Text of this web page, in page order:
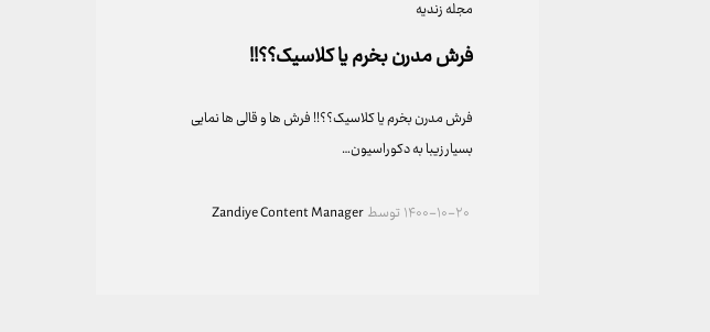
مجله زندیه
فرش مدرن بخرم یا کلاسیک؟؟!!
فرش مدرن بخرم یا کلاسیک؟؟!! فرش ها و قالی ها نمایی
بسیار زیبا به دکوراسیون…
۱۴۰۰-۱۰-۲۰توسطZandiye Content Manager